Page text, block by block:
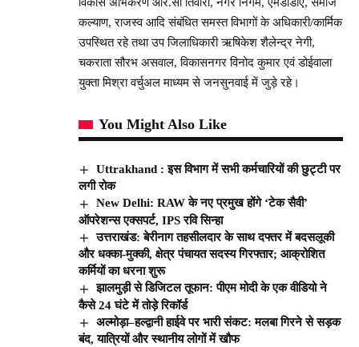
कल्याण, राजस्व आदि संबंधित समस्त विभागों के अधिकारी/कार्मिक
उपस्थित रहे तथा उप जिलाधिकारी ऋषिकेश शैलेन्द्र नेगी,
चकराता सौरभ असवाल, विकासनगर विनोद कुमार एवं डोईवाला
युक्ता मिश्रा वर्चुअल माध्यम से जनसुनवाई में जुड़े रहे।
You Might Also Like
Uttrakhand : इस विभाग में सभी कर्मचारियों की छुट्टी पर
लगी रोक
New Delhi: RAW के नए प्रमुख होंगे ‘टेक सैवी’
ऑपरेशन्स एक्सपर्ट, IPS रवि सिन्हा
उत्तराखंड: बेरीनाग तहसीलदार के साथ दफ्तर में बदसलूकी
और धक्का-मुक्की, क्षेत्र पंचायत सदस्य गिरफ्तार; आक्रोशित
कर्मियों का धरना शुरू
झालमुड़ी से डिजिटल तूफान: पीएम मोदी के एक वीडियो ने
कैसे 24 घंटे में तोड़े रिकॉर्ड
अल्मोड़ा–हल्द्वानी हाईवे पर भारी संकट: मलबा गिरने से सड़क
बंद, यात्रियों और स्थानीय लोगों में खौफ